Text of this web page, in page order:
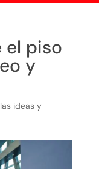
el piso
y
ideas y